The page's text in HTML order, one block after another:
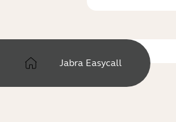
Jabra Easycall